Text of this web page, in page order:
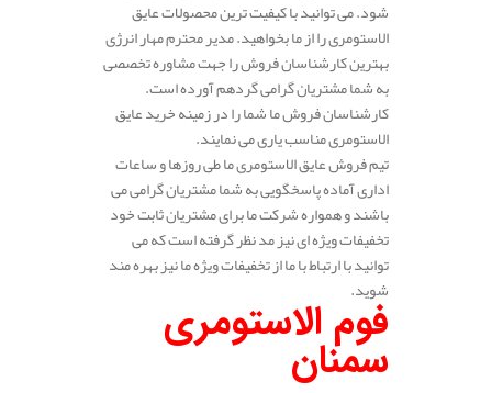
شود. می توانید با کیفیت ترین محصولات عایق
الاستومری را از ما بخواهید. مدیر محترم مهار انرژی
بهترین کارشناسان فروش را جهت مشاوره تخصصی
به شما مشتریان گرامی گردهم آورده است.
کارشناسان فروش ما شما را در زمینه خرید عایق
الاستومری مناسب یاری می نمایند.
تیم فروش عایق الاستومری ما طی روزها و ساعات
اداری آماده پاسخگویی به شما مشتریان گرامی می
باشند و همواره شرکت ما برای مشتریان ثابت خود
تخفیفات ویژه ای نیز مد نظر گرفته است که می
توانید با ارتباط با ما از تخفیفات ویژه ما نیز بهره مند
شوید.
فوم الاستومری
سمنان